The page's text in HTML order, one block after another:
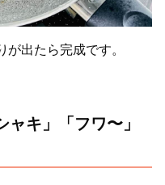
出たら完成です。
ャキ」「フワ〜」